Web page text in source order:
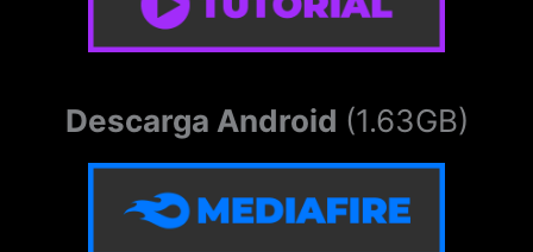
Descarga Android (1.63GB)